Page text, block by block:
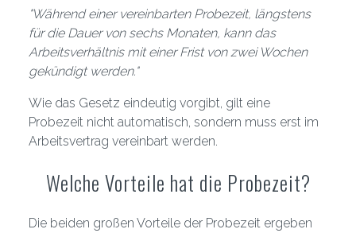
"Während einer vereinbarten Probezeit, längstens
für die Dauer von sechs Monaten, kann das
Arbeitsverhältnis mit einer Frist von zwei Wochen
gekündigt werden."
Wie das Gesetz eindeutig vorgibt, gilt eine
Probezeit nicht automatisch, sondern muss erst im
Arbeitsvertrag vereinbart werden.
Welche Vorteile hat die Probezeit?
Die beiden großen Vorteile der Probezeit ergeben